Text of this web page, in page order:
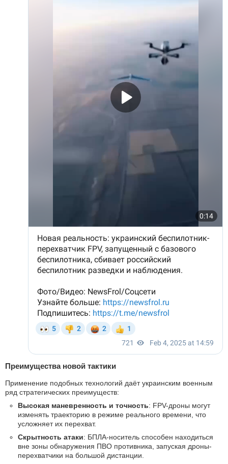
Преимущества новой тактики
Применение подобных технологий даёт украинским военным
ряд стратегических преимуществ:
Высокая маневренность и точность: FPV-дроны могут
изменять траекторию в режиме реального времени, что
усложняет их перехват.
Скрытность атаки: БПЛА-носитель способен находиться
вне зоны обнаружения ПВО противника, запуская дроны-
перехватчики на большой дистанции.